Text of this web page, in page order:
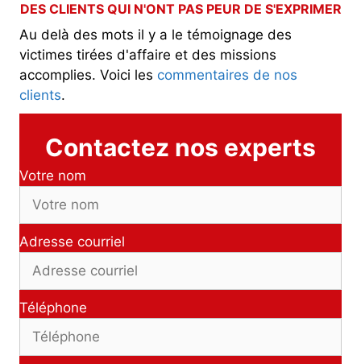
DES CLIENTS QUI N'ONT PAS PEUR DE S'EXPRIMER
Au delà des mots il y a le témoignage des
victimes tirées d'affaire et des missions
accomplies. Voici les commentaires de nos
clients.
Contactez nos experts
Votre nom
Adresse courriel
Téléphone